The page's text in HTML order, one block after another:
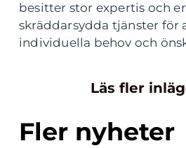
besitter stor expertis och
skräddarsydda tjänster för
individuella behov och
Läs fler
Fler nyheter